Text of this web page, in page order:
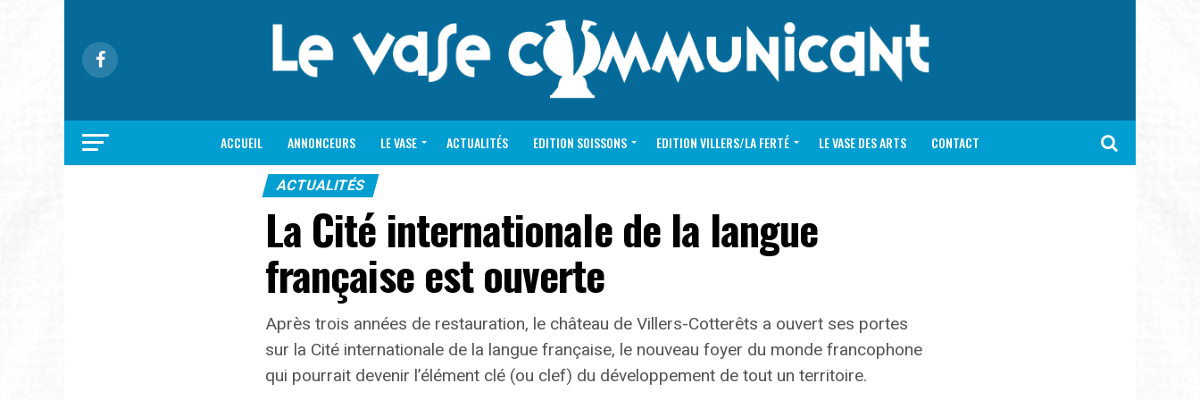
ACCUEIL ANNONCEURS LE VASE ACTUALITÉS EDITION SOISSONS EDITION VILLERS/LA FERTÉ LE VASE DES ARTS CONTACT
ACTUALITÉS
La Cité internationale de la langue
française est ouverte
Après trois années de restauration, le château de Villers-Cotterêts a ouvert ses portes
sur la Cité internationale de la langue française, le nouveau foyer du monde francophone
qui pourrait devenir l’élément clé (ou clef) du développement de tout un territoire.